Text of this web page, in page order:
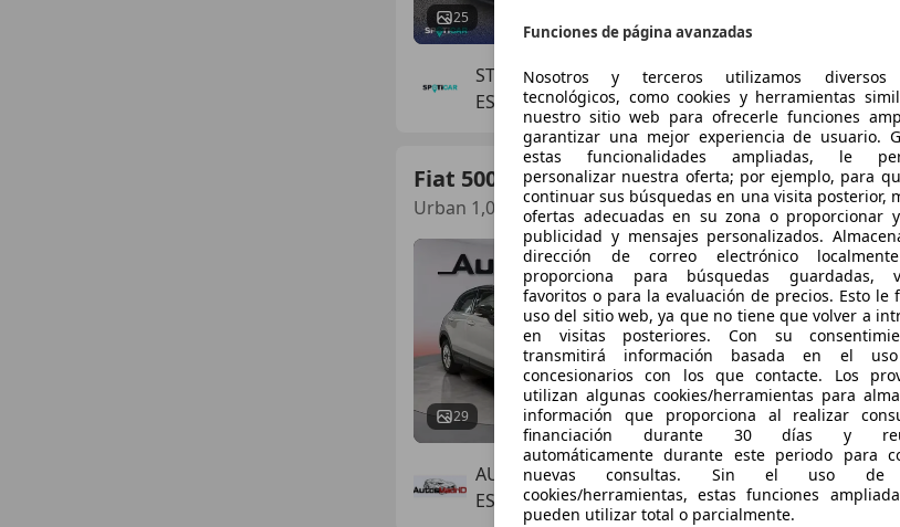
25 04/2022
STELLANTIS & YOU SEVILLA - SAN LAZARO
ES-41015 SEVILLA
Fiat 500X
Urban 1,0 Firefly T3 88KW (120 cv) S&S
29
€ 10.490
11/2019
AUTOS MADRID MÓSTOLES
ES-28933 MÓSTOLES
Funciones de página avanzadas
Nosotros y terceros utilizamos diversos
tecnológicos, como cookies y herramientas
nuestro sitio web para ofrecerle funciones
garantizar una mejor experiencia de usuario.
estas funcionalidades ampliadas, le
personalizar nuestra oferta; por ejemplo, para
continuar sus búsquedas en una visita posterior,
ofertas adecuadas en su zona o proporcionar
publicidad y mensajes personalizados.
dirección de correo electrónico
proporciona para búsquedas guardadas,
favoritos o para la evaluación de precios. Esto le
uso del sitio web, ya que no tiene que volver a
en visitas posteriores. Con su
transmitirá información basada en el
concesionarios con los que contacte. Los
utilizan algunas cookies/herramientas para
información que proporciona al realizar
financiación durante 30 días y
automáticamente durante este periodo para
nuevas consultas. Sin el uso de
cookies/herramientas, estas funciones
pueden utilizar total o parcialmente.